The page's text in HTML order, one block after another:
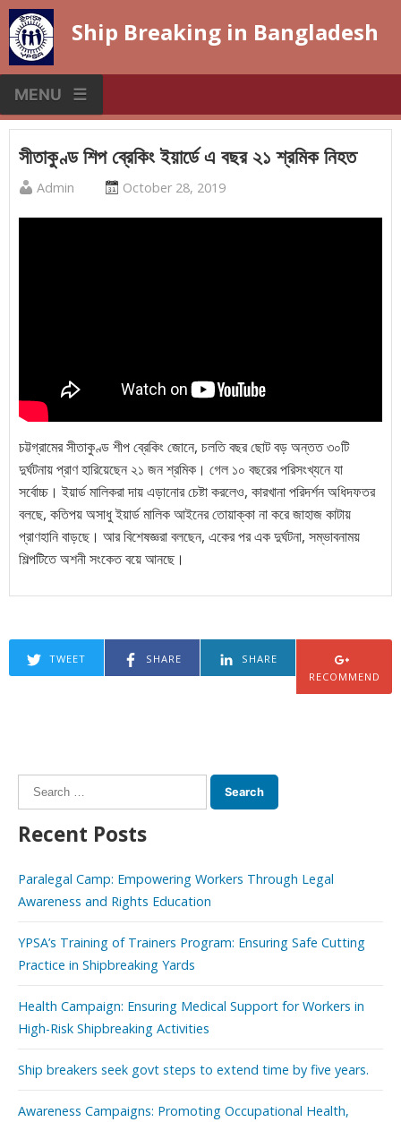
Skip
to
content
Ship Breaking in Bangladesh
MENU
সীতাকুণ্ড শিপ ব্রেকিং ইয়ার্ডে এ বছর ২১ শ্রমিক নিহত
Published
Admin
Posted October 28, 2019
চট্টগ্রামের সীতাকুণ্ড শীপ ব্রেকিং জোনে, চলতি বছর ছোট বড় অন্তত ৩০টি
দুর্ঘটনায় প্রাণ হারিয়েছেন ২১ জন শ্রমিক। গেল ১০ বছরের পরিসংখ্যনে যা
সর্বোচ্চ। ইয়ার্ড মালিকরা দায় এড়ানোর চেষ্টা করলেও, কারখানা পরিদর্শন অধিদফতর
বলছে, কতিপয় অসাধু ইয়ার্ড মালিক আইনের তোয়াক্কা না করে জাহাজ কাটায়
প্রাণহানি বাড়ছে। আর বিশেষজ্ঞরা বলছেন, একের পর এক দুর্ঘটনা, সম্ভাবনাময়
শিল্পটিতে অশনী সংকেত বয়ে আনছে।
TWEET SHARE
SHARE
RECOMMEND
Search
for:
Recent Posts
Paralegal Camp: Empowering Workers Through Legal
Awareness and Rights Education
YPSA’s Training of Trainers Program: Ensuring Safe Cutting
Practice in Shipbreaking Yards
Health Campaign: Ensuring Medical Support for Workers in
High-Risk Shipbreaking Activities
Ship breakers seek govt steps to extend time by five years.
Awareness Campaigns: Promoting Occupational Health,